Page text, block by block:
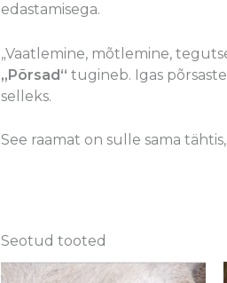
edastamisega.
„Vaatlemine, mõtlemine,
„Põrsad“ tugineb. Igas
selleks.
See raamat on sulle sama
Seotud tooted